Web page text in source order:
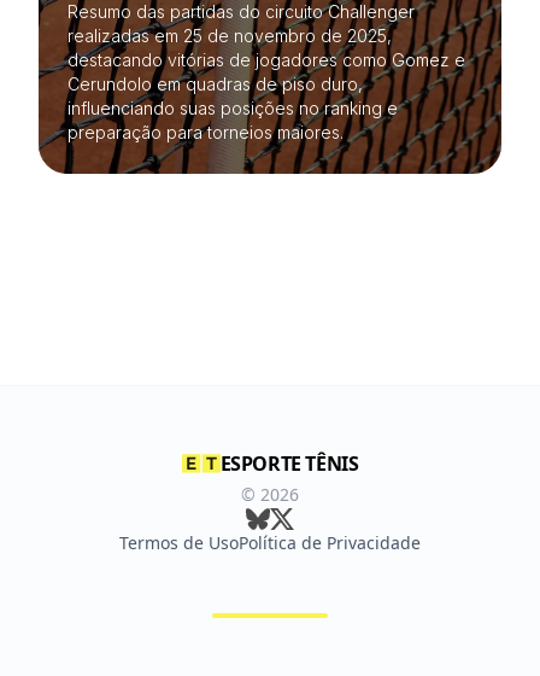
Resumo das partidas do circuito Challenger
realizadas em 25 de novembro de 2025,
destacando vitórias de jogadores como Gomez e
Cerundolo em quadras de piso duro,
influenciando suas posições no ranking e
preparação para torneios maiores.
ESPORTE TÊNIS
© 2026
Termos de UsoPolítica de Privacidade